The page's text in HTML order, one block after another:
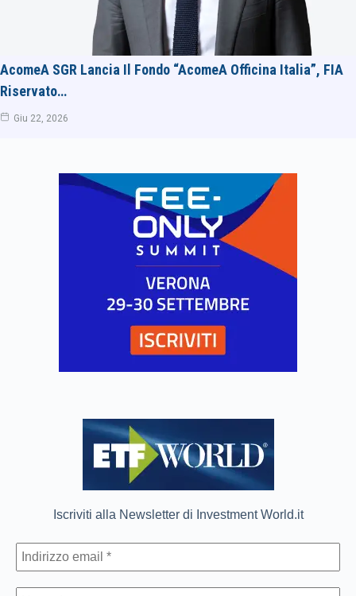
AcomeA SGR Lancia Il Fondo “AcomeA Officina Italia”, FIA
Riservato…
Giu 22, 2026
Iscriviti alla Newsletter di Investment World.it